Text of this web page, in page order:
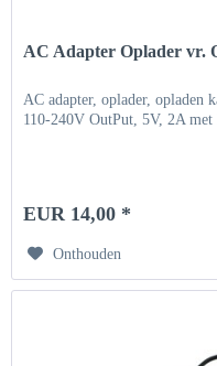
AC Adapter Oplader vr.
AC adapter, oplader, opladen
110-240V OutPut, 5V, 2A
EUR 14,00 *
Onthouden